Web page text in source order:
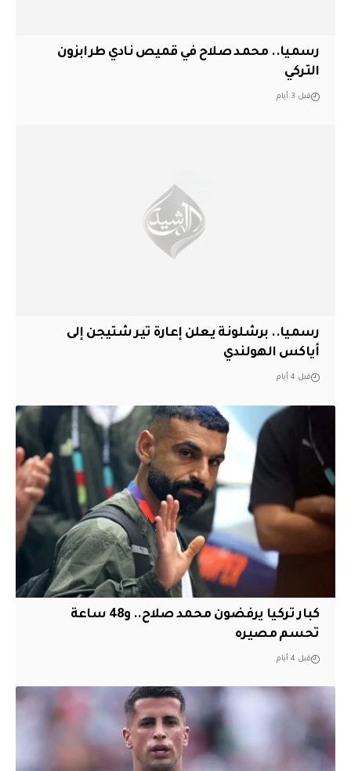
رسميا.. محمد صلاح في قميص نادي طرابزون
التركي
قبل 3 أيام
رسميا.. برشلونة يعلن إعارة تير شتيجن إلى
أياكس الهولندي
قبل 4 أيام
كبار تركيا يرفضون محمد صلاح.. و48 ساعة
تحسم مصيره
قبل 4 أيام